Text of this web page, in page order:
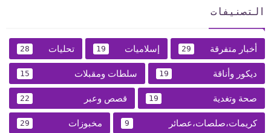
التصنيفات
أخبار متفرقة 29 إسلاميات 19 تحليات 28
ديكور وأناقة 19 سلطات ومقبلات 15
صحة وتغدية 19 قصص وعبر 22
كريمات،صلصات،عصائر 9 مخبوزات 29